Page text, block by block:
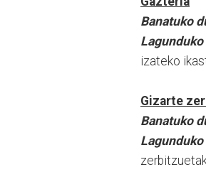
Banatuko
izateko
Gizarte
Banatuko